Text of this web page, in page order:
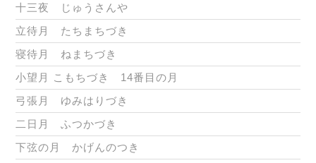
十三夜 じゅうさんや
立待月 たちまちづき
寝待月 ねまちづき
小望月 こもちづき 14番目の月
弓張月 ゆみはりづき
二日月 ふつかづき
下弦の月 かげんのつき